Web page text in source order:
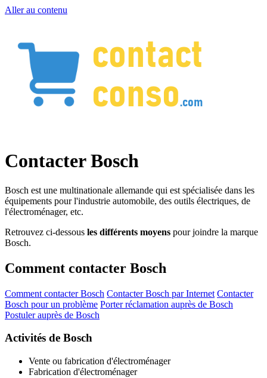
Aller au contenu
Contacter Bosch
Bosch est une multinationale allemande qui est spécialisée dans les
équipements pour l'industrie automobile, des outils électriques, de
l'électroménager, etc.
Retrouvez ci-dessous les différents moyens pour joindre la marque
Bosch.
Comment contacter Bosch
Comment contacter Bosch Contacter Bosch par Internet Contacter
Bosch pour un problème Porter réclamation auprès de Bosch
Postuler auprès de Bosch
Activités de Bosch
Vente ou fabrication d'électroménager
Fabrication d'électroménager